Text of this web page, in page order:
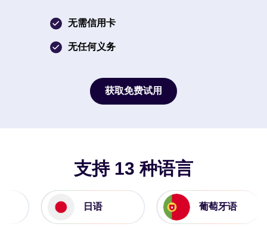
无需信用卡
无任何义务
获取免费试用
支持 13 种语言
日语 葡萄牙语